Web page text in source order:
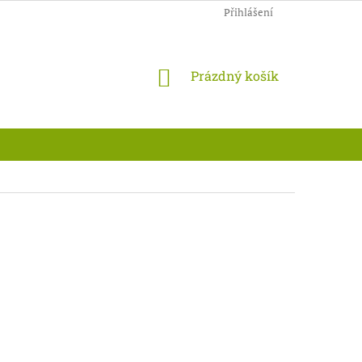
Přihlášení
NÁKUPNÍ
Prázdný košík